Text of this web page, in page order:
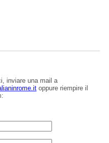
inviare una mail a
oppure riempire il